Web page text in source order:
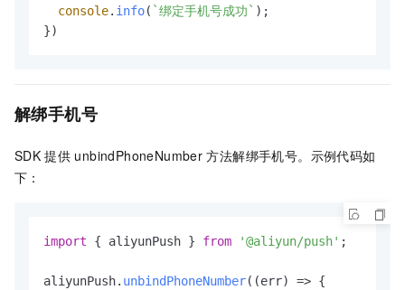
console. info( `绑定手机号成功` );
})
解绑手机号
SDK 提供 unbindPhoneNumber 方法解绑手机号。示例代码如
下：
import { aliyunPush } from '@aliyun/push' ;
aliyunPush. unbindPhoneNumber( (err) => {